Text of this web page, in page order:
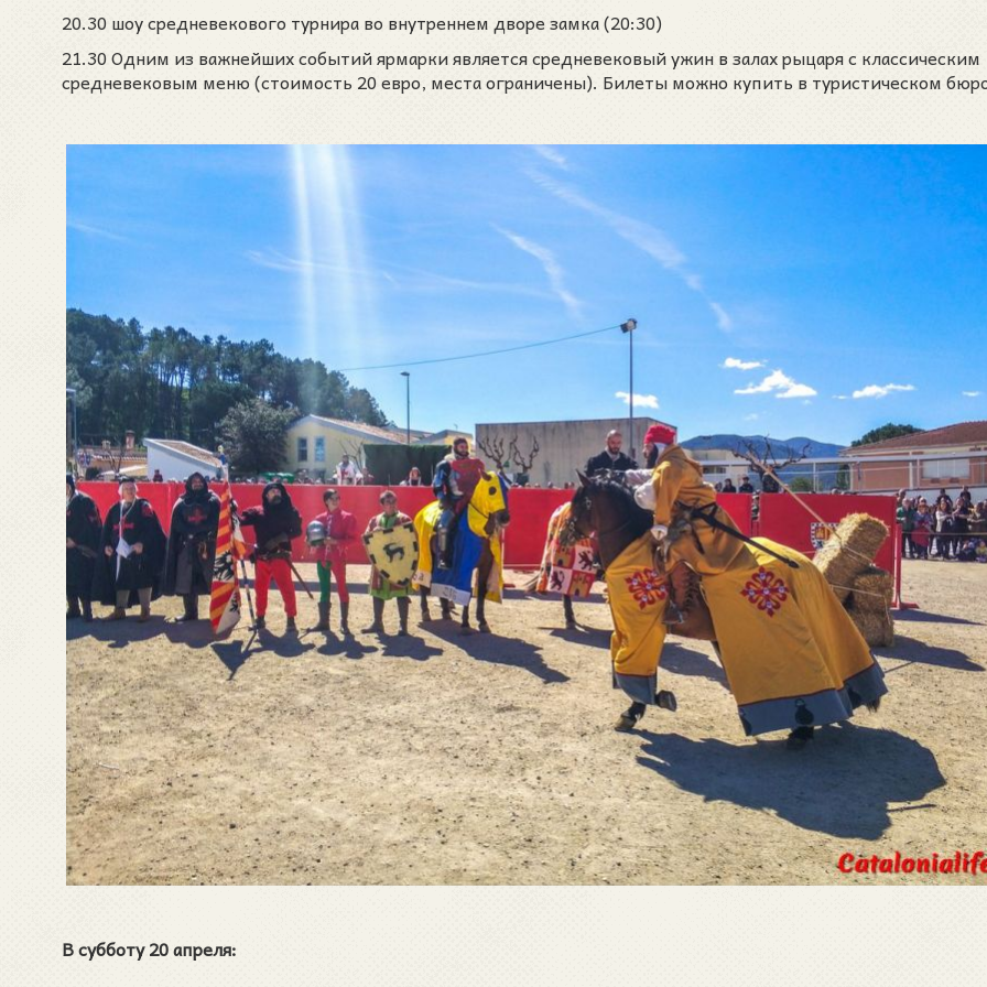
20.30 шоу средневекового турнира во внутреннем дворе замка (20:30)
21.30 Одним из важнейших событий ярмарки является средневековый ужин в залах рыцаря с классическим
средневековым меню (стоимость 20 евро, места ограничены). Билеты можно купить в туристическом
В субботу 20 апреля: